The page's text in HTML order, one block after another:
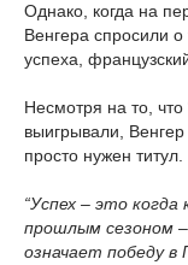
Однако, когда на
Венгера спросили
успеха,
Несмотря на то, что
выигрывали, Венгер
просто нужен титул.
“Успех – это
прошлым сезоном
означает победу